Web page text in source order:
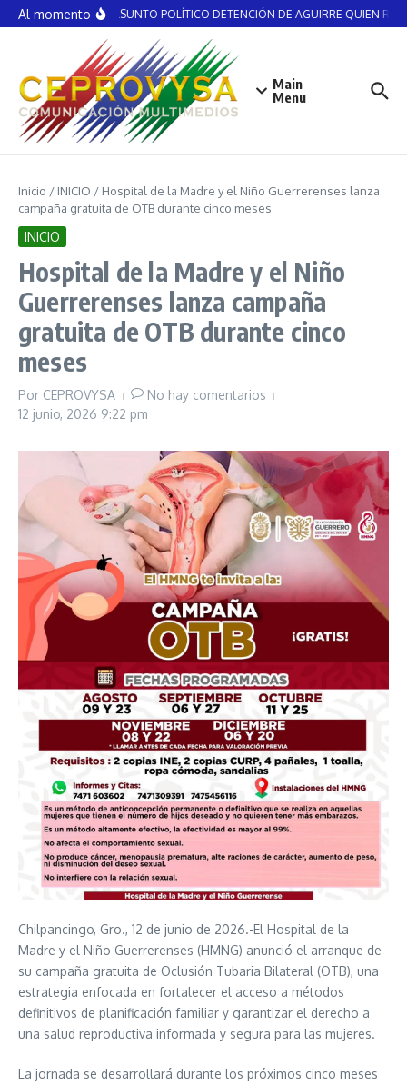
Saltar al contenido
Al momentoNO ES ASUNTO POLÍTICO DETENCIÓN DE AGUIRRE QUIEN
Main
Menu
Inicio / INICIO / Hospital de la Madre y el Niño Guerrerenses lanza
campaña gratuita de OTB durante cinco meses
INICIO
Hospital de la Madre y el Niño
Guerrerenses lanza campaña
gratuita de OTB durante cinco
meses
Por CEPROVYSA
No hay comentarios
12 junio, 2026 9:22 pm
Chilpancingo, Gro., 12 de junio de 2026.-El Hospital de la
Madre y el Niño Guerrerenses (HMNG) anunció el arranque de
su campaña gratuita de Oclusión Tubaria Bilateral (OTB), una
estrategia enfocada en fortalecer el acceso a métodos
definitivos de planificación familiar y garantizar el derecho a
una salud reproductiva informada y segura para las mujeres.
La jornada se desarrollará durante los próximos cinco meses